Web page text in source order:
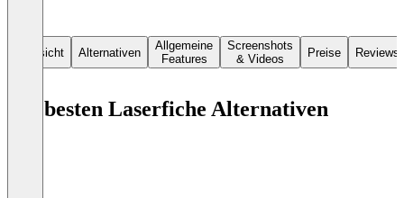
Übersicht Alternativen
Allgemeine
Features
Screenshots
& Videos
Preise Reviews
Die besten Laserfiche Alternativen